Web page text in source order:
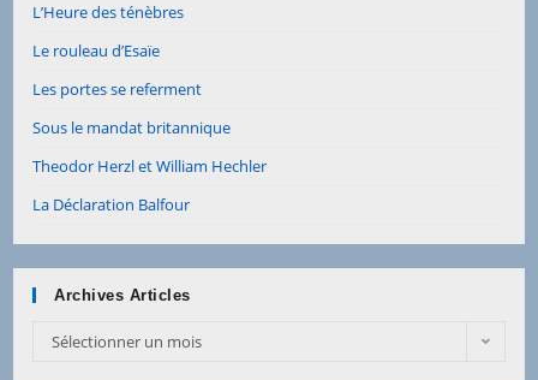
L’Heure des ténèbres
Le rouleau d’Esaïe
Les portes se referment
Sous le mandat britannique
Theodor Herzl et William Hechler
La Déclaration Balfour
Archives Articles
Sélectionner un mois